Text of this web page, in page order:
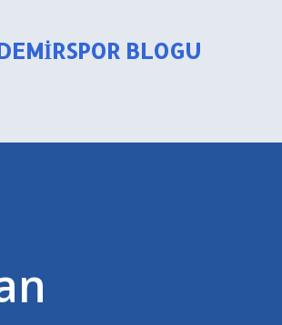
BLOGU